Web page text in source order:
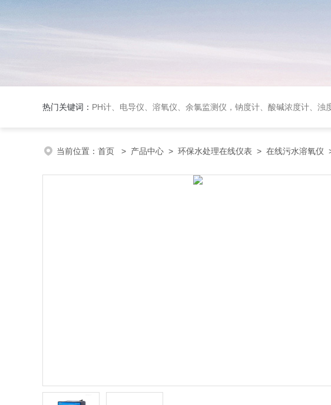
热门关键词： PH计、电导仪、溶氧仪、余氯监测仪，钠度计、酸碱浓度计、浊度计，氟离子检测仪
当前位置： 首页 > 产品中心 > 环保水处理在线仪表 > 在线污水溶氧仪